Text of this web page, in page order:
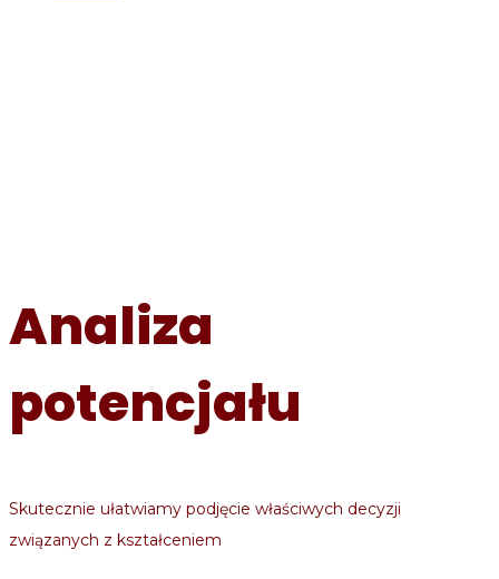
Analiza
potencjału
Skutecznie ułatwiamy podjęcie właściwych decyzji
związanych z kształceniem